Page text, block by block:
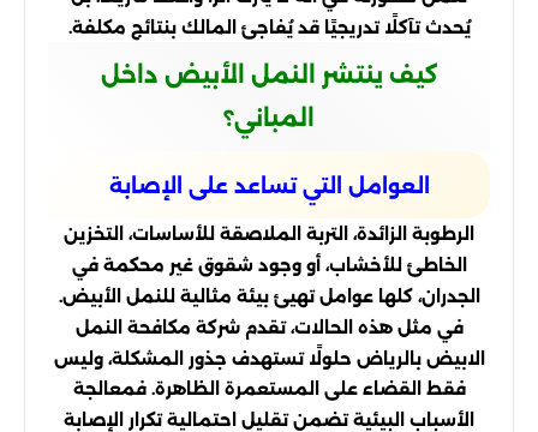
يُحدث تآكلًا تدريجيًا قد يُفاجئ المالك بنتائج مكلفة.
كيف ينتشر النمل الأبيض داخل
المباني؟
العوامل التي تساعد على الإصابة
الرطوبة الزائدة، التربة الملاصقة للأساسات، التخزين
الخاطئ للأخشاب، أو وجود شقوق غير محكمة في
الجدران، كلها عوامل تهيئ بيئة مثالية للنمل الأبيض.
في مثل هذه الحالات، تقدم شركة مكافحة النمل
الابيض بالرياض حلولًا تستهدف جذور المشكلة، وليس
فقط القضاء على المستعمرة الظاهرة. فمعالجة
الأسباب البيئية تضمن تقليل احتمالية تكرار الإصابة